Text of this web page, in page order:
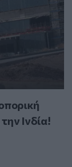
Ινδία!